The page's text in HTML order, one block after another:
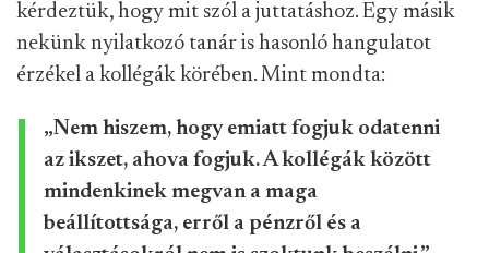
kérdeztük, hogy mit szól a juttatáshoz. Egy másik
nekünk nyilatkozó tanár is hasonló hangulatot
érzékel a kollégák körében. Mint mondta:
„Nem hiszem, hogy emiatt fogjuk odatenni
az ikszet, ahova fogjuk. A kollégák között
mindenkinek megvan a maga
beállítottsága, erről a pénzről és a